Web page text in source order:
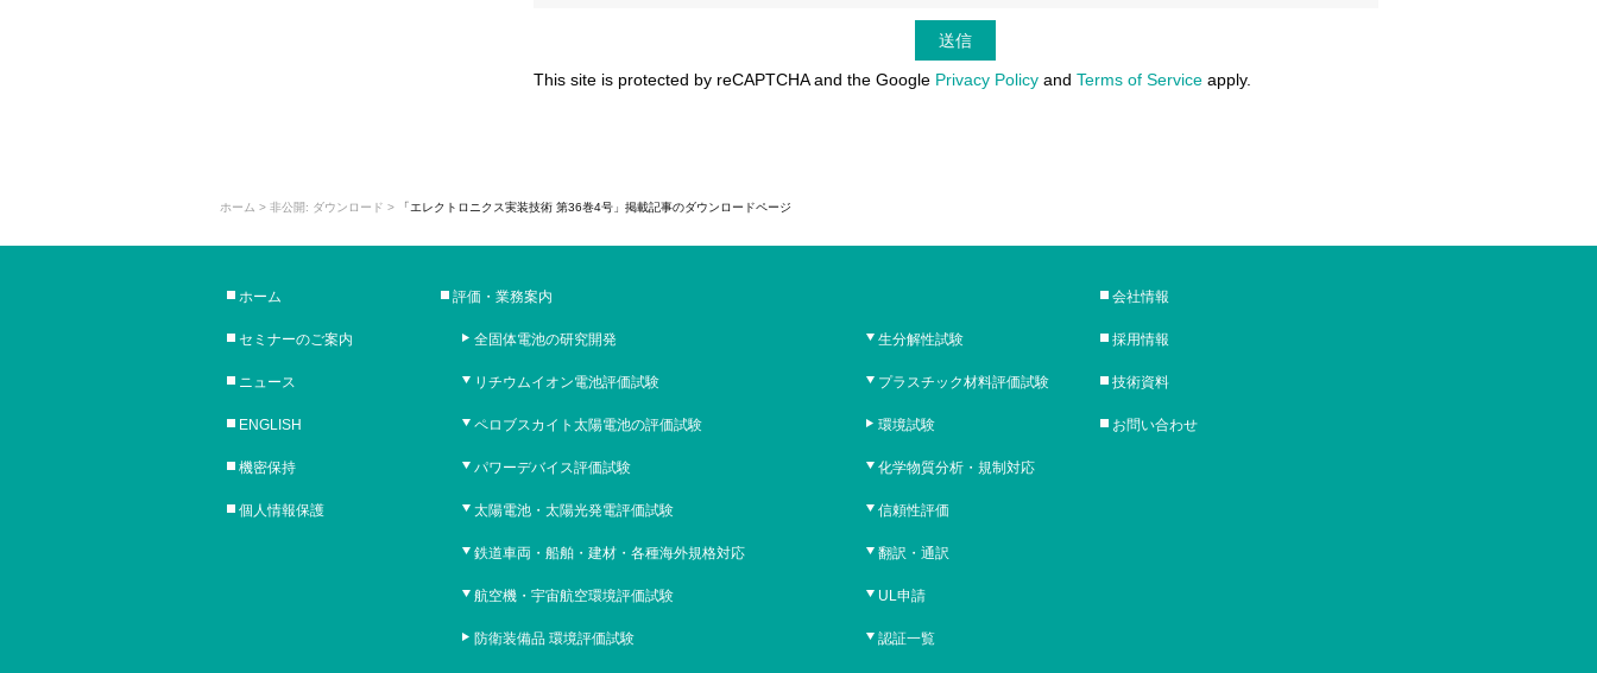
This site is protected by reCAPTCHA and the GooglePrivacy Policy and Terms of Service apply.
ホーム > 非公開: ダウンロード > 「エレクトロニクス実装技術 第36巻4号」掲載記事のダウンロードページ
ホーム
セミナーのご案内
ニュース
ENGLISH
機密保持
個人情報保護
評価・業務案内
全固体電池の研究開発
リチウムイオン電池評価試験
ペロブスカイト太陽電池の評価試験
パワーデバイス評価試験
太陽電池・太陽光発電評価試験
鉄道車両・船舶・建材・各種海外規格対応
航空機・宇宙航空環境評価試験
防衛装備品 環境評価試験
生分解性試験
プラスチック材料評価試験
環境試験
化学物質分析・規制対応
信頼性評価
翻訳・通訳
UL申請
認証一覧
会社情報
採用情報
技術資料
お問い合わせ